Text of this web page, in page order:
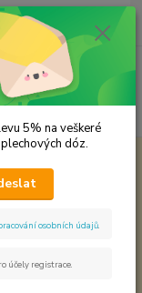
Menu
Hledat
ks
za 0,00 Kč
2 mm.
5% na veškeré
dóz.
osobních údajů
účely registrace.